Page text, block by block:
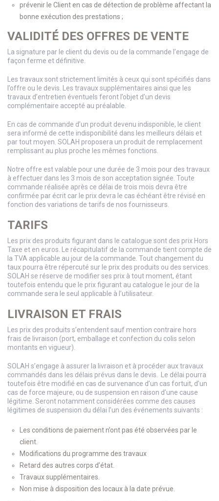
prévenir le Client en cas de détection de problème affectant la
bonne exécution des prestations ;
VALIDITÉ DES OFFRES DE VENTE
La signature par le client du devis ou de la commande l’engage de
façon ferme et définitive.
Les travaux sont strictement limités à ceux qui sont spécifiés dans
l’offre ou le devis. Les travaux supplémentaires ainsi que les
travaux d’entretien éventuels feront l’objet d’un devis
complémentaire accepté au préalable.
En cas de commande d’un produit devenu indisponible, le client
sera informé de cette indisponibilité dans les meilleurs délais et
par tout moyen. SOLAH proposera un produit de remplacement
remplissant au plus proche les mêmes fonctions.
Notre offre est valable pour une durée de 3 mois pour des travaux
à effectuer dans les 3 mois de son acceptation signée. Toute
commande réalisée après ce délai de trois mois devra être
confirmée par écrit car le prix devra le cas échéant être révisé en
fonction des variations de tarifs de nos fournisseurs.
TARIFS
Les prix des produits figurant dans le catalogue sont des prix Hors
Taxe et en euros. Le récapitulatif de la commande tient compte de
la TVA applicable au jour de la commande. Tout changement du
taux pourra être répercuté sur le prix des produits ou des services.
SOLAH se réserve de modifier ses prix à tout moment, étant
toutefois entendu que le prix figurant au catalogue le jour de la
commande sera le seul applicable à l’utilisateur.
LIVRAISON ET FRAIS
Les prix des produits s’entendent sauf mention contraire hors
frais de livraison (port, emballage et confection du colis selon
montants en vigueur).
SOLAH s’engage à assurer la livraison et à procéder aux travaux
commandés dans les délais prévus dans le devis. Le délai pourra
toutefois être modifié en cas de survenance d’un cas fortuit, d’un
cas de force majeure, ou de suspension en raison d’une cause
légitime. Seront notamment considérées comme des causes
légitimes de suspension du délai l’un des événements suivants :
Les conditions de paiement n’ont pas été observées par le
client.
Modifications du programme des travaux
Retard des autres corps d’état.
Travaux supplémentaires.
Non mise à disposition des locaux à la date prévue.